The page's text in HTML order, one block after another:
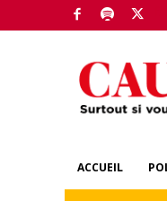
ACCUEIL